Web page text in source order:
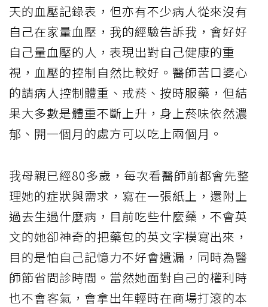
天的血壓記錄表，但亦有不少病人從來沒有
自己在家量血壓，我的經驗告訴我，會好好
自己量血壓的人，表現出對自己健康的重
視，血壓的控制自然比較好。醫師苦口婆心
的請病人控制體重、戒菸、按時服藥，但結
果大多數是體重不斷上升，身上菸味依然濃
郁、開一個月的處方可以吃上兩個月。
我母親已經80多歲，每次看醫師前都會先整
理她的症狀與需求，寫在一張紙上，還附上
過去生過什麼病，目前吃些什麼藥，不會英
文的她卻神奇的把藥包的英文字模寫出來，
目的是怕自己記憶力不好會遺漏，同時為醫
師節省問診時間。當然她面對自己的權利時
也不會客氣，會拿出年輕時在商場打滾的本